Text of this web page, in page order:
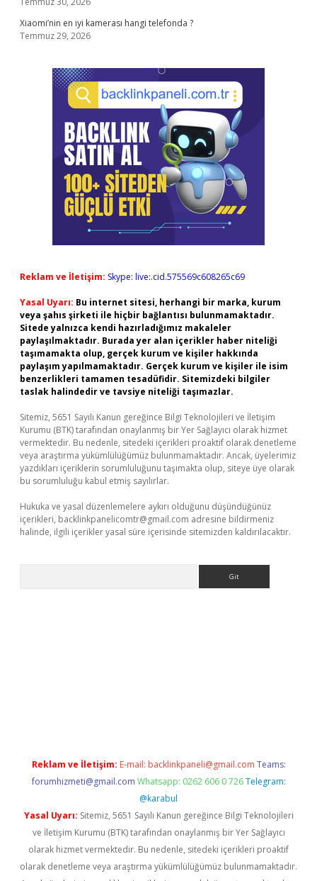
Xiaomi’nin en iyi kamerası hangi telefonda ?
Temmuz 29, 2026
Reklam ve İletişim: Skype: live:.cid.575569c608265c69
Yasal Uyarı: Bu internet sitesi, herhangi bir marka, kurum
veya şahıs şirketi ile hiçbir bağlantısı bulunmamaktadır.
Sitede yalnızca kendi hazırladığımız makaleler
paylaşılmaktadır. Burada yer alan içerikler haber niteliği
taşımamakta olup, gerçek kurum ve kişiler hakkında
paylaşım yapılmamaktadır. Gerçek kurum ve kişiler ile isim
benzerlikleri tamamen tesadüfidir. Sitemizdeki bilgiler
taslak halindedir ve tavsiye niteliği taşımazlar.
Sitemiz, 5651 Sayılı Kanun gereğince Bilgi Teknolojileri ve İletişim
Kurumu (BTK) tarafından onaylanmış bir Yer Sağlayıcı olarak hizmet
vermektedir. Bu nedenle, sitedeki içerikleri proaktif olarak denetleme
veya araştırma yükümlülüğümüz bulunmamaktadır. Ancak, üyelerimiz
yazdıkları içeriklerin sorumluluğunu taşımakta olup, siteye üye olarak
bu sorumluluğu kabul etmiş sayılırlar.
Hukuka ve yasal düzenlemelere aykırı olduğunu düşündüğünüz
içerikleri, backlinkpanelicomtr@gmail.com adresine bildirmeniz
halinde, ilgili içerikler yasal süre içerisinde sitemizden kaldırılacaktır.
Reklam ve İletişim: E-mail: backlinkpaneli@gmail.com Teams:
forumhizmeti@gmail.com Whatsapp: 0262 606 0 726 Telegram:
@karabul
Yasal Uyarı: Sitemiz, 5651 Sayılı Kanun gereğince Bilgi Teknolojileri
ve İletişim Kurumu (BTK) tarafından onaylanmış bir Yer Sağlayıcı
olarak hizmet vermektedir. Bu nedenle, sitedeki içerikleri proaktif
olarak denetleme veya araştırma yükümlülüğümüz bulunmamaktadır.